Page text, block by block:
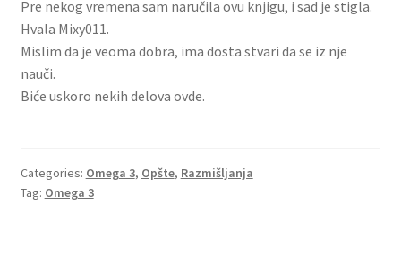
Pre nekog vremena sam naručila ovu knjigu, i sad je stigla.
Hvala Mixy011.
Mislim da je veoma dobra, ima dosta stvari da se iz nje
nauči.
Biće uskoro nekih delova ovde.
Categories: Omega 3, Opšte, Razmišljanja
Tag: Omega 3